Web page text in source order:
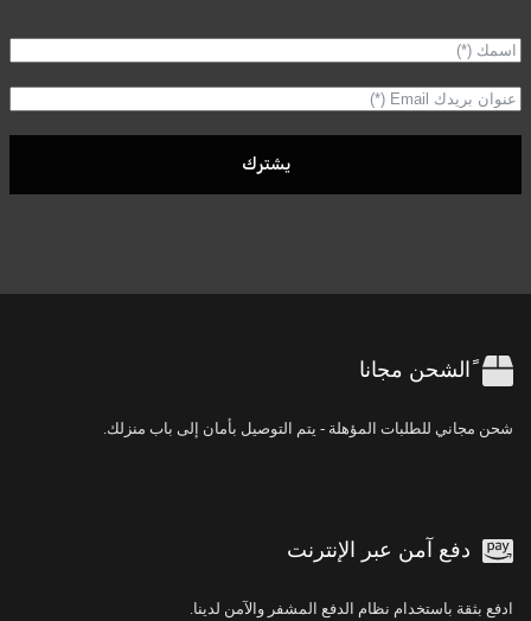
يشترك
ًالشحن مجانا
شحن مجاني للطلبات المؤهلة - يتم التوصيل بأمان إلى باب منزلك.
دفع آمن عبر الإنترنت
ادفع بثقة باستخدام نظام الدفع المشفر والآمن لدينا.